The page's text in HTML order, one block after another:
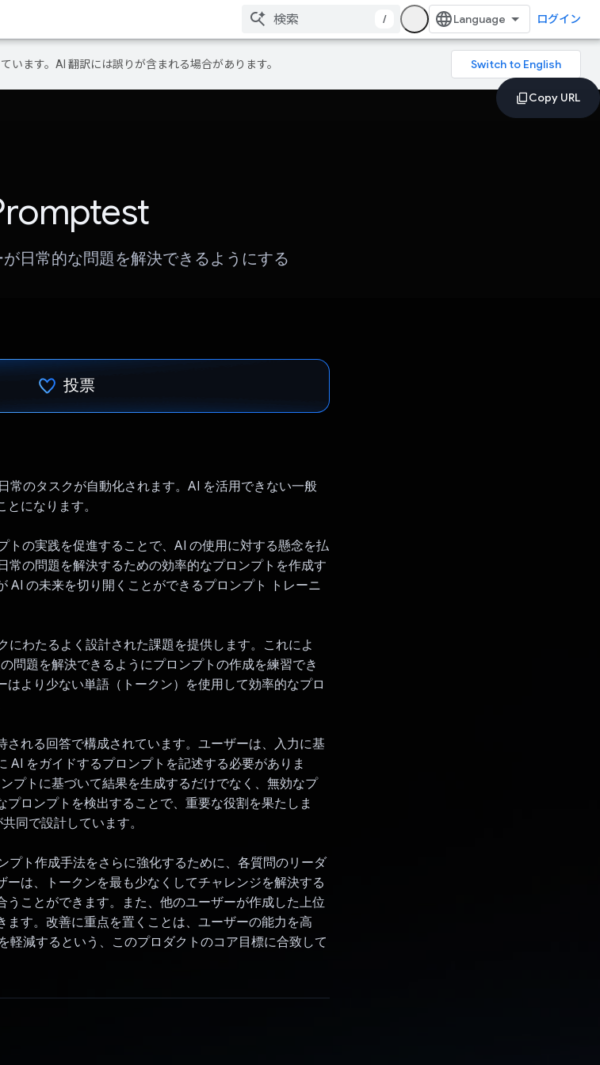
/ ログイン
います。AI 翻訳には誤りが含まれる場合があります。
日常的な問題を解決できるようにする
投票
常のタスクが自動化されます。AI を活用できない一般
になります。
トの実践を促進することで、AI の使用に対する懸念を払
の問題を解決するための効率的なプロンプトを作成す
AI の未来を切り開くことができるプロンプト トレーニ
わたるよく設計された課題を提供します。これによ
問題を解決できるようにプロンプトの作成を練習でき
はより少ない単語（トークン）を使用して効率的なプロ
される回答で構成されています。ユーザーは、入力に基
AI をガイドするプロンプトを記述する必要がありま
プトに基づいて結果を生成するだけでなく、無効なプ
プロンプトを検出することで、重要な役割を果たしま
同で設計しています。
プト作成手法をさらに強化するために、各質問のリーダ
ーは、トークンを最も少なくしてチャレンジを解決する
うことができます。また、他のユーザーが作成した上位
ます。改善に重点を置くことは、ユーザーの能力を高
軽減するという、このプロダクトのコア目標に合致して